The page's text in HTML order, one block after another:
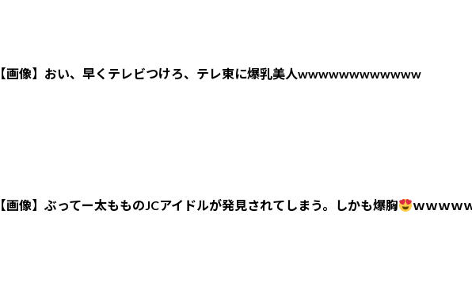
【画像】おい、早くテレビつけろ、テレ東に爆乳美人wwwwwwwwwwww
【画像】ぶってー太もものJCアイドルが発見されてしまう。しかも爆胸 ｗｗｗｗ